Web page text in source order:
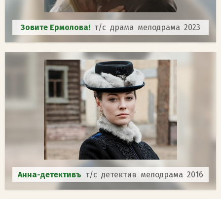
Зовите Ермолова! т/с драма мелодрама 2023
Анна-детективъ т/с детектив мелодрама 2016